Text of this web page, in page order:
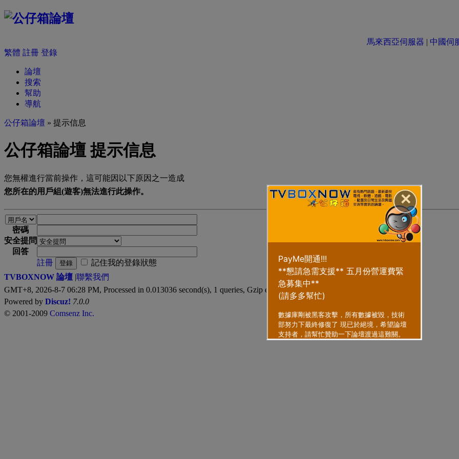
✕
馬來西亞伺服器 | 中國伺
繁體 註冊 登錄
論壇
搜索
幫助
導航
公仔箱論壇 » 提示信息
公仔箱論壇 提示信息
您無權進行當前操作，這可能因以下原因之一造成
您所在的用戶組(遊客)無法進行此操作。
密碼
安全提問
回答
註冊
登錄
記住我的登錄狀態
TVBOXNOW 論壇 |聯繫我們
GMT+8, 2026-8-7 06:28 PM, Processed in 0.013036 second(s), 1 queries, Gzip enabled.
Powered by Discuz! 7.0.0
© 2001-2009 Comsenz Inc.